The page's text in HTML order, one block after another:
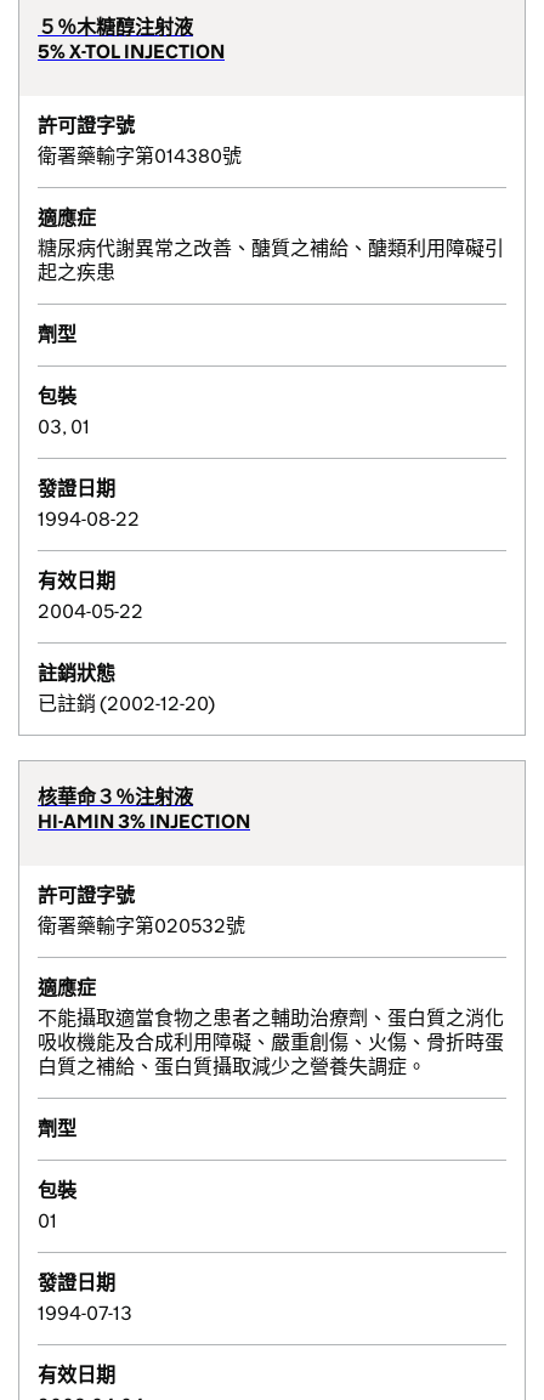
５％木糖醇注射液
5% X-TOL INJECTION
許可證字號
衛署藥輸字第014380號
適應症
糖尿病代謝異常之改善、醣質之補給、醣類利用障礙引
起之疾患
劑型
包裝
03, 01
發證日期
1994-08-22
有效日期
2004-05-22
註銷狀態
已註銷 (2002-12-20)
核華命３％注射液
HI-AMIN 3% INJECTION
許可證字號
衛署藥輸字第020532號
適應症
不能攝取適當食物之患者之輔助治療劑、蛋白質之消化
吸收機能及合成利用障礙、嚴重創傷、火傷、骨折時蛋
白質之補給、蛋白質攝取減少之營養失調症。
劑型
包裝
01
發證日期
1994-07-13
有效日期